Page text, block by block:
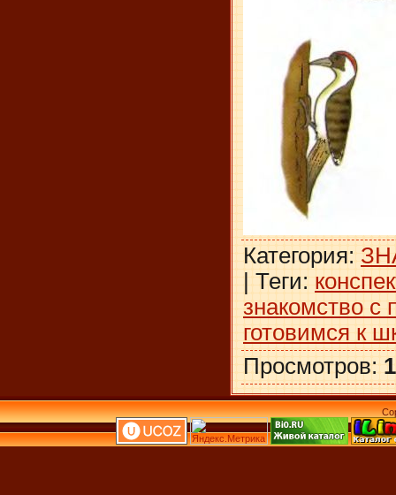
Категория:
| Теги:
знакомство с
готовимся к
Просмотров: